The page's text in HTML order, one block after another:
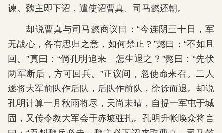
谏。魏主即下诏，遣使诏曹真、司马懿还朝。
却说曹真与司马懿商议曰：“今连阴三十日，军
无战心，各有思归之意，如何禁止？”懿曰：“不如且
回。”真曰：“倘孔明追来，怎生退之？”懿曰：“先伏
两军断后，方可回兵。”正议间，忽使命来召。二人
遂将大军前队作后队，后队作前队，徐徐而退。却说
孔明计算一月秋雨将尽，天尚未晴，自提一军屯于城
固，又传令教大军会于赤坡驻扎。孔明升帐唤众将言